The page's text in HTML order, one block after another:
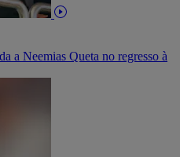
a Neemias Queta no regresso à